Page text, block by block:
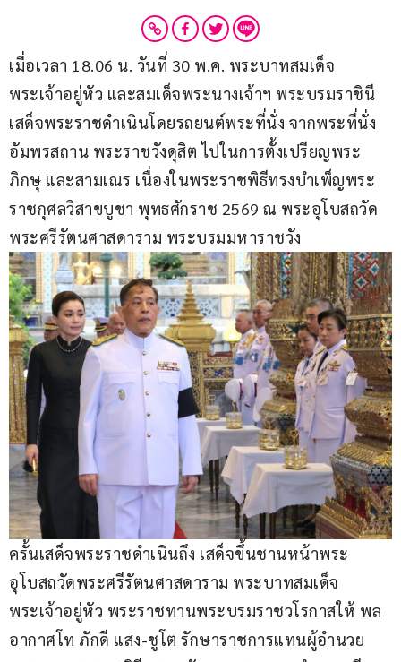
เมื่อเวลา 18.06 น. วันที่ 30 พ.ค. พระบาทสมเด็จ
พระเจ้าอยู่หัว และสมเด็จพระนางเจ้าฯ พระบรมราชินี
เสด็จพระราชดำเนินโดยรถยนต์พระที่นั่ง จากพระที่นั่ง
อัมพรสถาน พระราชวังดุสิต ไปในการตั้งเปรียญพระ
ภิกษุ และสามเณร เนื่องในพระราชพิธีทรงบำเพ็ญพระ
ราชกุศลวิสาขบูชา พุทธศักราช 2569 ณ พระอุโบสถวัด
พระศรีรัตนศาสดาราม พระบรมมหาราชวัง
ครั้นเสด็จพระราชดำเนินถึง เสด็จขึ้นชานหน้าพระ
อุโบสถวัดพระศรีรัตนศาสดาราม พระบาทสมเด็จ
พระเจ้าอยู่หัว พระราชทานพระบรมราชวโรกาสให้ พล
อากาศโท ภักดี แสง-ชูโต รักษาราชการแทนผู้อำนวย